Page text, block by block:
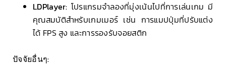
LDPlayer: โปรแกรมจำลองที่มุ่งเน้นไปที่การเล่นเกม มี
คุณสมบัติสำหรับเกมเมอร์ เช่น การแมปปุ่มที่ปรับแต่ง
ได้ FPS สูง และการรองรับจอยสติก
ปัจจัยอื่นๆ: